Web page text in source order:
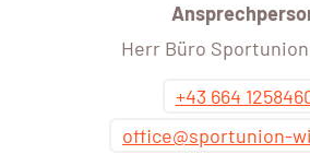
Herr Büro
+43 664
office@sportunion-